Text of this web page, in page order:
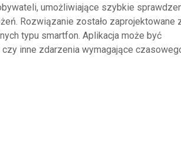
umożliwiające szybkie
Rozwiązanie zostało zaprojektowane
typu smartfon. Aplikacja może być
inne zdarzenia wymagające